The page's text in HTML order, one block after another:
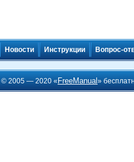
Новости Инструкции Вопрос-
© 2005 — 2020 « FreeManual»